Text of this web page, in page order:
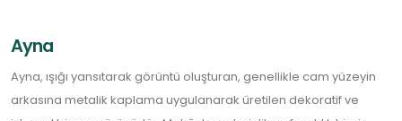
Ayna
Ayna, ışığı yansıtarak görüntü oluşturan, genellikle cam yüzeyin
arkasına metalik kaplama uygulanarak üretilen dekoratif ve